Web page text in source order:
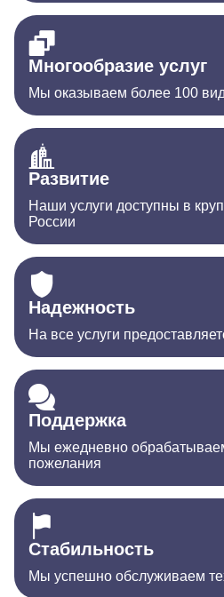
Многообразие услуг
Мы оказываем более 100
Развитие
Наши услуги доступны в
России
Надежность
На все услуги
Поддержка
Мы ежедневно
пожелания
Стабильность
Мы успешно обслуживаем